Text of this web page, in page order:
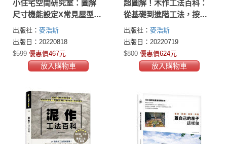
小住宅空間研究室：圖解
尺寸機能設定X常見屋型格
局規劃技巧，提升小宅設
計力
出版社： 麥浩斯
出版日：20220818
$599 優惠價467元
放入購物車
超圖解！木作工法百科：
從基礎到進階工法，按流
程照步驟逐一拆解，施作
要點×監工細節×設計一次
到位
出版社： 麥浩斯
出版日：20220719
$800 優惠價624元
放入購物車